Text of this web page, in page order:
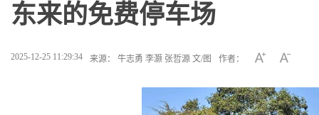
东来的免费停车场
2025-12-25 11:29:34 来源： 牛志勇 李灏 张哲源 文/图 作者：